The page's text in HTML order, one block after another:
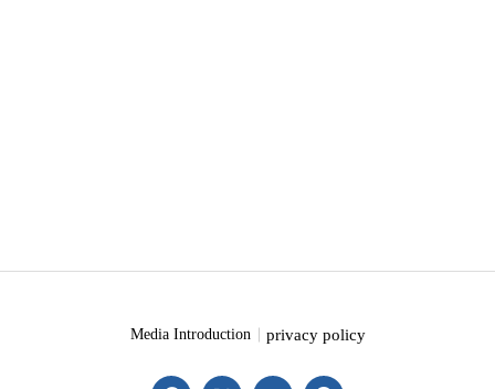
Media Introduction privacy policy